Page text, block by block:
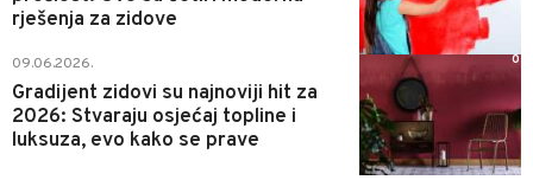
rješenja za zidove
09.06.2026.
Gradijent zidovi su najnoviji hit za
2026: Stvaraju osjećaj topline i
luksuza, evo kako se prave
0